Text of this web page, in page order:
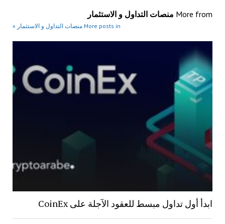
More from منصات التداول و الاستثمار
More posts in منصات التداول و الاستثمار »
ابدأ أول تداول مبسط للعقود الآجلة على CoinEx